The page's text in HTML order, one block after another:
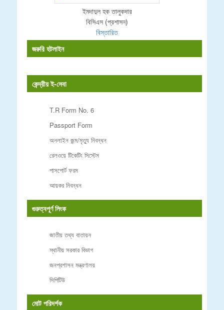
ইমদাদুল হক তালুকদার
বিসিএস (প্রশাসন)
বিস্তারিত
জরুরি হটলাইন
কেন্দ্রীয় ই-সেবা
T.R Form No. 6
Passport Form
অনলাইন জন্ম/মৃত্যু নিবন্ধন
রেলওয়ে টিকেটিং সিস্টেম
পাসপোর্ট ফরম
আয়কর নিবন্ধন
গুরুত্বপূর্ণ লিংক
জাতীয় তথ্য বাতায়ন
স্থানীয় সরকার বিভাগ
জনপ্রশাসন মন্ত্রণালয়
সিপিটিউ
মোট পরিদর্শক